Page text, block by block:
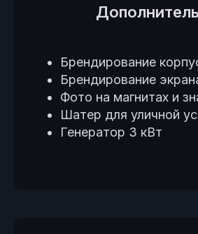
Брендирование
Брендирование
Фото на магнитах и
Шатер для уличной
Генератор 3 кВт